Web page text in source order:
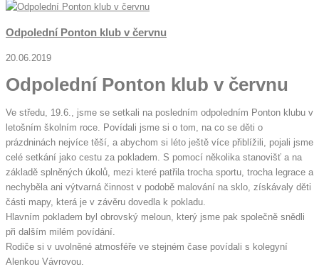
Odpolední Ponton klub v červnu
20.06.2019
Odpolední Ponton klub v červnu
Ve středu, 19.6., jsme se setkali na posledním odpoledním Ponton klubu v
letošním školním roce. Povídali jsme si o tom, na co se děti o
prázdninách nejvíce těší, a abychom si léto ještě více přiblížili, pojali jsme
celé setkání jako cestu za pokladem. S pomocí několika stanovišť a na
základě splněných úkolů, mezi které patřila trocha sportu, trocha legrace a
nechyběla ani výtvarná činnost v podobě malování na sklo, získávaly děti
části mapy, která je v závěru dovedla k pokladu.
Hlavním pokladem byl obrovský meloun, který jsme pak společně snědli
při dalším milém povídání.
Rodiče si v uvolněné atmosféře ve stejném čase povídali s kolegyní
Alenkou Vávrovou.